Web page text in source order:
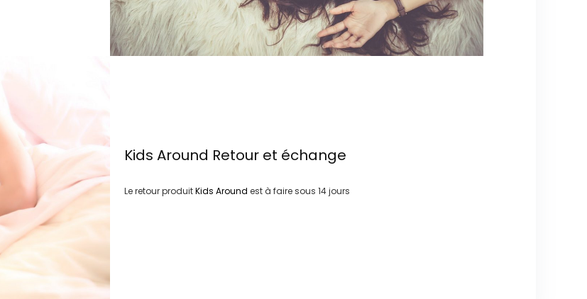
Kids Around Retour et échange
Le retour produitKids Around est à faire sous 14 jours